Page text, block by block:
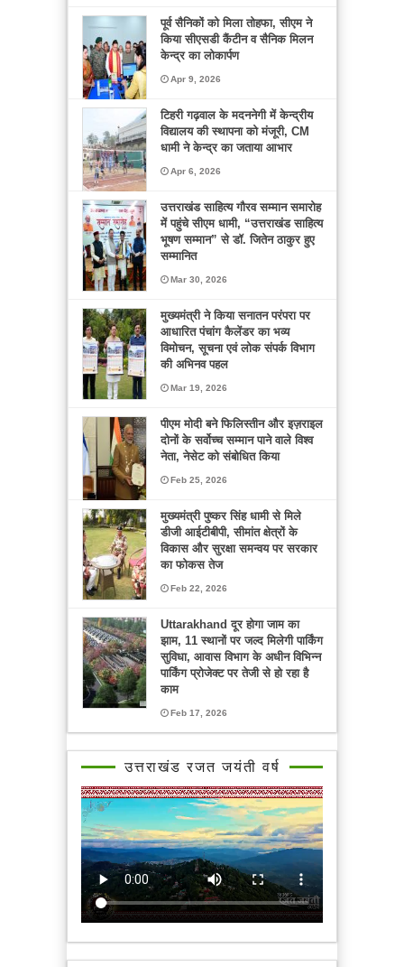
पूर्व सैनिकों को मिला तोहफा, सीएम ने
किया सीएसडी कैंटीन व सैनिक मिलन
केन्द्र का लोकार्पण
Apr 9, 2026
टिहरी गढ़वाल के मदननेगी में केन्द्रीय
विद्यालय की स्थापना को मंजूरी, CM
धामी ने केन्द्र का जताया आभार
Apr 6, 2026
उत्तराखंड साहित्य गौरव सम्मान समारोह
में पहुंचे सीएम धामी, “उत्तराखंड साहित्य
भूषण सम्मान” से डॉ. जितेन ठाकुर हुए
सम्मानित
Mar 30, 2026
मुख्यमंत्री ने किया सनातन परंपरा पर
आधारित पंचांग कैलेंडर का भव्य
विमोचन, सूचना एवं लोक संपर्क विभाग
की अभिनव पहल
Mar 19, 2026
पीएम मोदी बने फिलिस्तीन और इज़राइल
दोनों के सर्वोच्च सम्मान पाने वाले विश्व
नेता, नेसेट को संबोधित किया
Feb 25, 2026
मुख्यमंत्री पुष्कर सिंह धामी से मिले
डीजी आईटीबीपी, सीमांत क्षेत्रों के
विकास और सुरक्षा समन्वय पर सरकार
का फोकस तेज
Feb 22, 2026
Uttarakhand दूर होगा जाम का
झाम, 11 स्थानों पर जल्द मिलेगी पार्किंग
सुविधा, आवास विभाग के अधीन विभिन्न
पार्किंग प्रोजेक्ट पर तेजी से हो रहा है
काम
Feb 17, 2026
उत्तराखंड रजत जयंती वर्ष